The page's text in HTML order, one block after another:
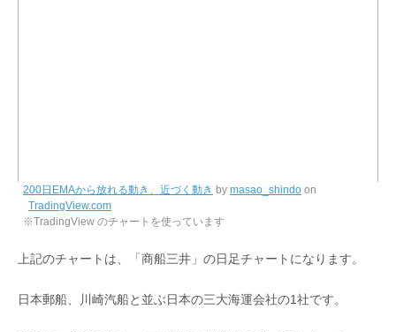
200日EMAから放れる動き、近づく動き by masao_shindo on
TradingView.com
※TradingView のチャートを使っています
上記のチャートは、「商船三井」の日足チャートになります。
日本郵船、川崎汽船と並ぶ日本の三大海運会社の1社です。